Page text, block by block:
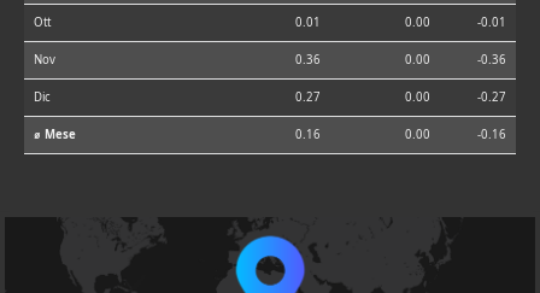
Ott 0.01 0.00 -0.01
Nov 0.36 0.00 -0.36
Dic 0.27 0.00 -0.27
⌀ Mese 0.16 0.00 -0.16